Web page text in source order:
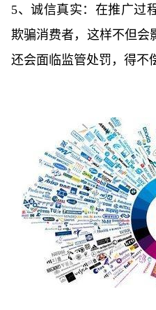
5、诚信真实：在推广过
欺骗消费者，这样不但会
还会面临监管处罚，得不